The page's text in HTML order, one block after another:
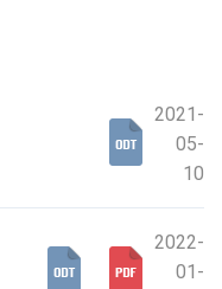
2021-
05-
10
2022-
01-